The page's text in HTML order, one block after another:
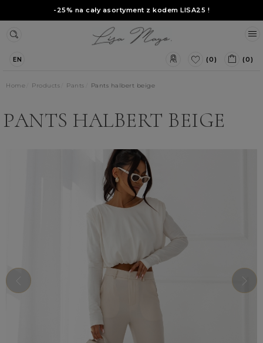
-25% na cały asortyment z kodem LISA25 !
EN (0) (0)
Home Products Pants Pants halbert beige
PANTS HALBERT BEIGE